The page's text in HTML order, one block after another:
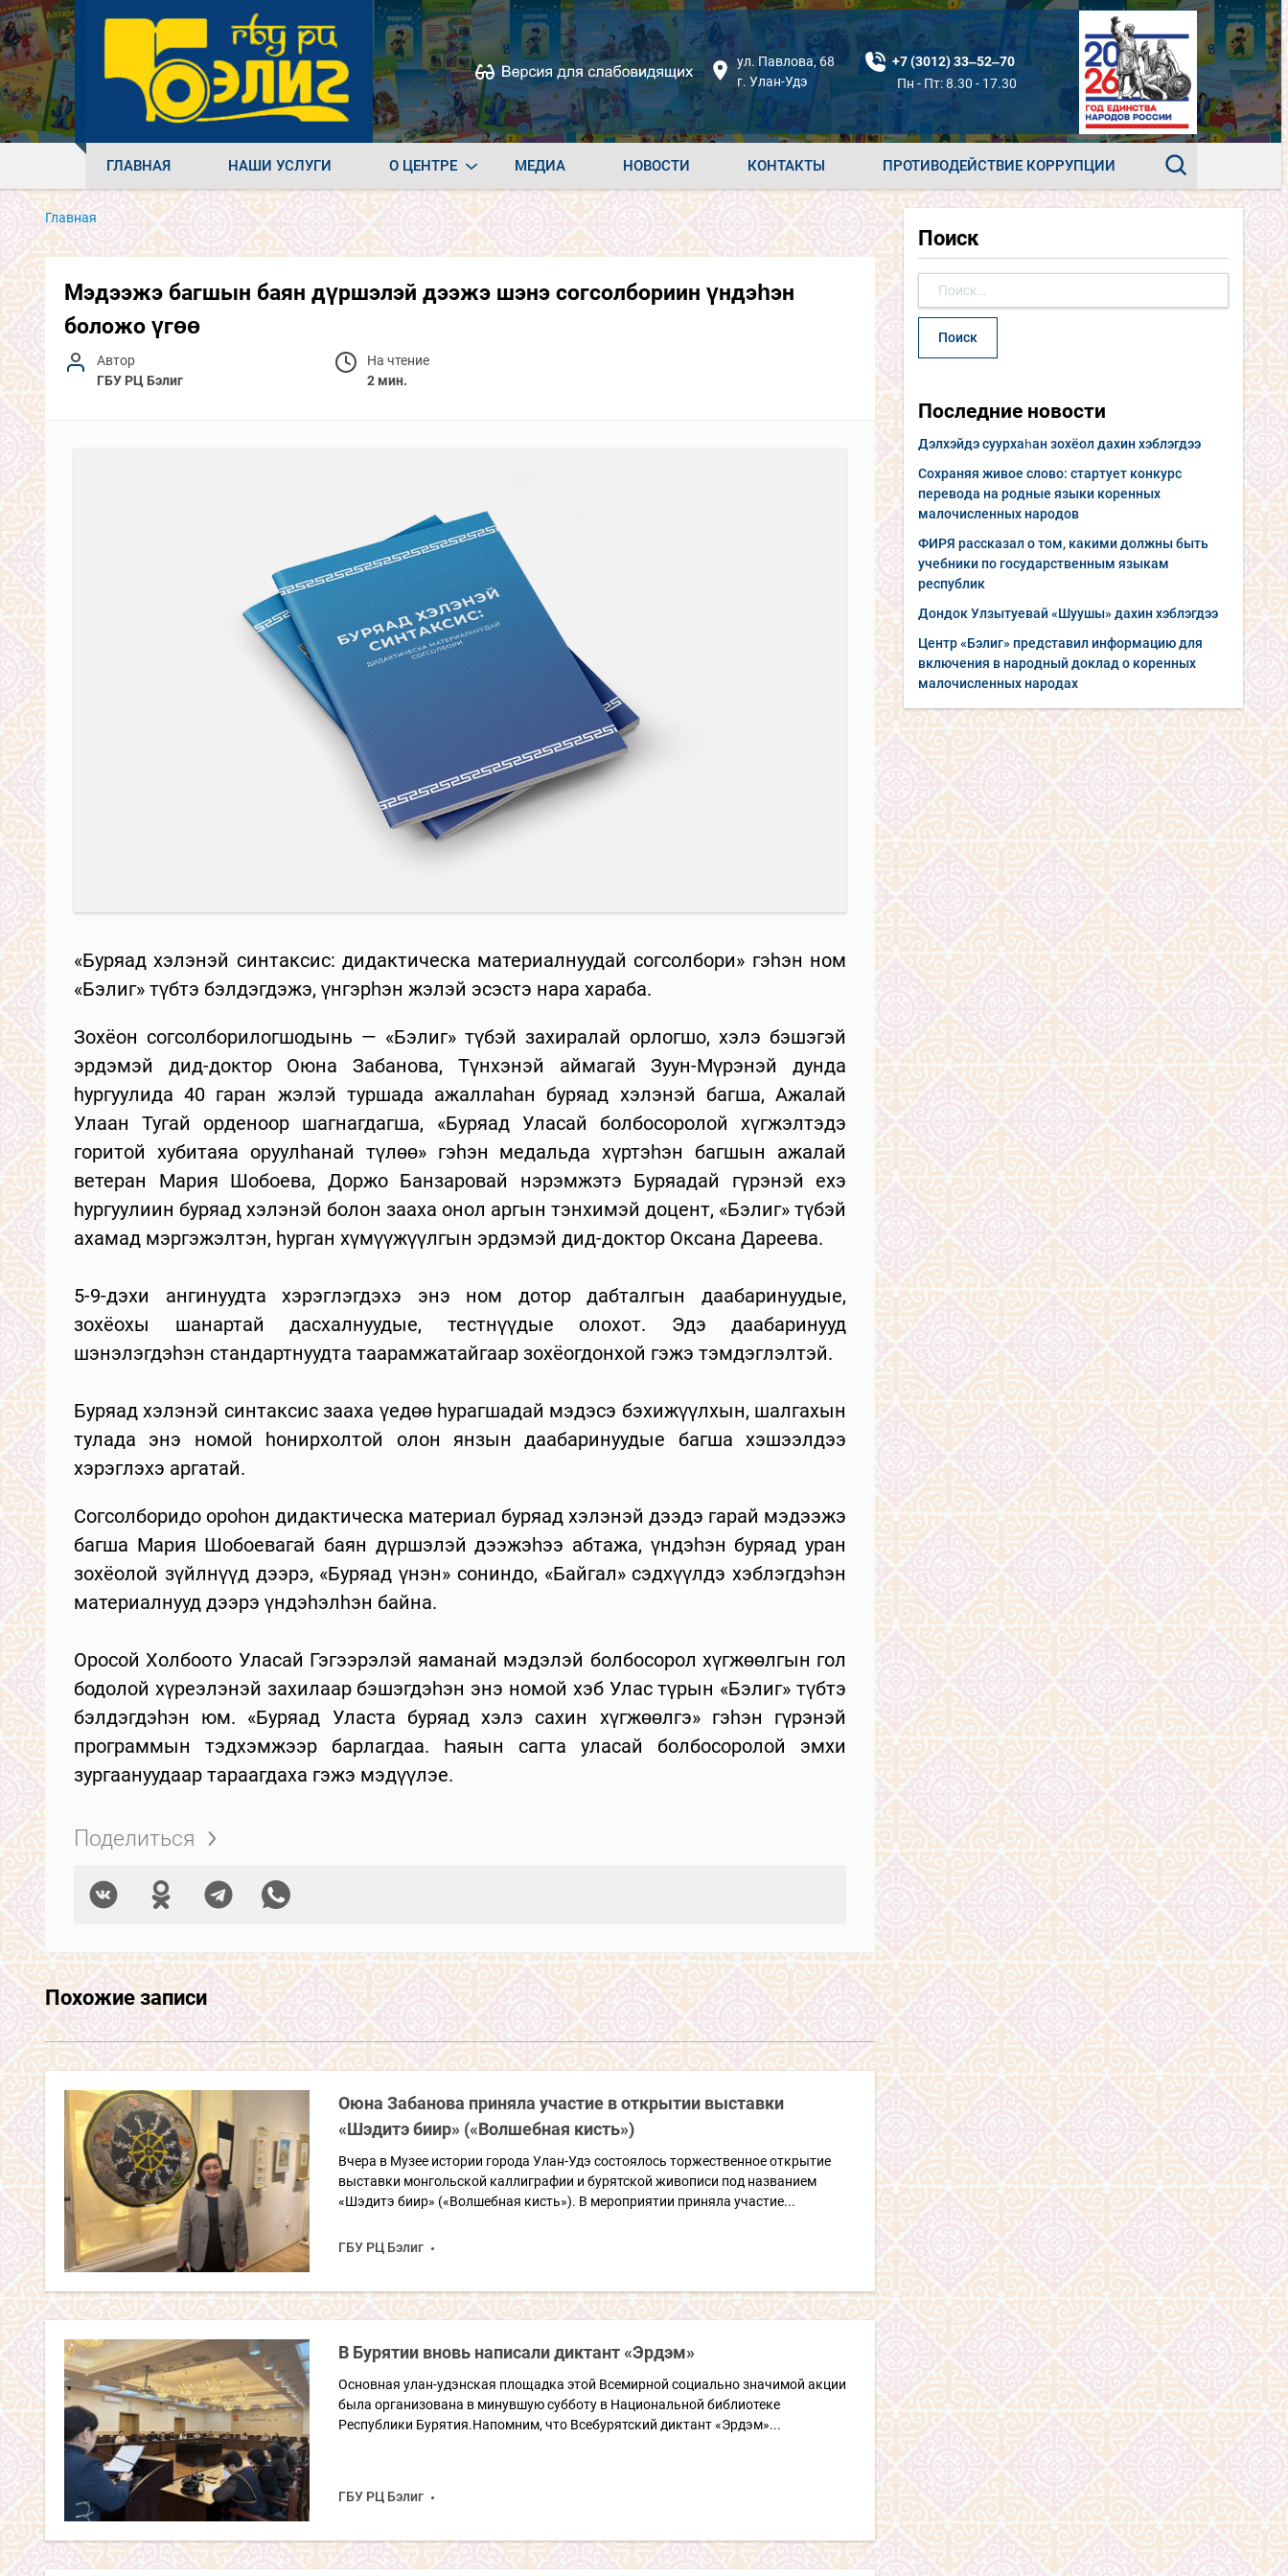
ул. Павлова, 68
г. Улан-Удэ
+7 (3012) 33‒52‒70
Пн - Пт: 8.30 - 17.30
ГЛАВНАЯ НАШИ УСЛУГИ О ЦЕНТРЕ МЕДИА НОВОСТИ КОНТАКТЫ ПРОТИВОДЕЙСТВИЕ КОРРУПЦИИ
Главная
Мэдээжэ багшын баян дүршэлэй дээжэ шэнэ согсолбориин үндэһэн
боложо үгөө
Автор
ГБУ РЦ Бэлиг
На чтение
2 мин.
«Буряад хэлэнэй синтаксис: дидактическа материалнуудай согсолбори» гэhэн ном
«Бэлиг» түбтэ бэлдэгдэжэ, үнгэрһэн жэлэй эсэстэ нара хараба.
Зохёон согсолборилогшодынь — «Бэлиг» түбэй захиралай орлогшо, хэлэ бэшэгэй
эрдэмэй дид-доктор Оюна Забанова, Түнхэнэй аймагай Зуун-Мүрэнэй дунда
hургуулида 40 гаран жэлэй туршада ажаллаhан буряад хэлэнэй багша, Ажалай
Улаан Тугай орденоор шагнагдагша, «Буряад Уласай болбосоролой хүгжэлтэдэ
горитой хубитаяа оруулhанай түлөө» гэhэн медальда хүртэһэн багшын ажалай
ветеран Мария Шобоева, Доржо Банзаровай нэрэмжэтэ Буряадай гүрэнэй ехэ
hургуулиин буряад хэлэнэй болон зааха онол аргын тэнхимэй доцент, «Бэлиг» түбэй
ахамад мэргэжэлтэн, hурган хүмүүжүүлгын эрдэмэй дид-доктор Оксана Дареева.
5-9-дэхи ангинуудта хэрэглэгдэхэ энэ ном дотор дабталгын даабаринуудые,
зохёохы шанартай дасхалнуудые, тестнүүдые олохот. Эдэ даабаринууд
шэнэлэгдэhэн стандартнуудта таарамжатайгаар зохёогдонхой гэжэ тэмдэглэлтэй.
Буряад хэлэнэй синтаксис зааха үедөө hурагшадай мэдэсэ бэхижүүлхын, шалгахын
тулада энэ номой hонирхолтой олон янзын даабаринуудые багша хэшээлдээ
хэрэглэхэ аргатай.
Согсолборидо ороһон дидактическа материал буряад хэлэнэй дээдэ гарай мэдээжэ
багша Мария Шобоевагай баян дүршэлэй дээжэһээ абтажа, үндэһэн буряад уран
зохёолой зүйлнүүд дээрэ, «Буряад үнэн» сониндо, «Байгал» сэдхүүлдэ хэблэгдэhэн
материалнууд дээрэ үндэhэлhэн байна.
Оросой Холбоото Уласай Гэгээрэлэй яаманай мэдэлэй болбосорол хүгжөөлгын гол
бодолой хүреэлэнэй захилаар бэшэгдэһэн энэ номой хэб Улас түрын «Бэлиг» түбтэ
бэлдэгдэһэн юм. «Буряад Уласта буряад хэлэ сахин хүгжөөлгэ» гэhэн гүрэнэй
программын тэдхэмжээр барлагдаа. Һаяын сагта уласай болбосоролой эмхи
зургаануудаар тараагдаха гэжэ мэдүүлэе.
Поделиться
Похожие записи
Оюна Забанова приняла участие в открытии выставки
«Шэдитэ биир» («Волшебная кисть»)
Вчера в Музее истории города Улан-Удэ состоялось торжественное открытие
выставки монгольской каллиграфии и бурятской живописи под названием
«Шэдитэ биир» («Волшебная кисть»). В мероприятии приняла участие...
ГБУ РЦ Бэлиг
В Бурятии вновь написали диктант «Эрдэм»
Основная улан-удэнская площадка этой Всемирной социально значимой акции
была организована в минувшую субботу в Национальной библиотеке
Республики Бурятия.Напомним, что Всебурятский диктант «Эрдэм»...
ГБУ РЦ Бэлиг
Поиск
Последние новости
Дэлхэйдэ суурхаһан зохёол дахин хэблэгдээ
Сохраняя живое слово: стартует конкурс
перевода на родные языки коренных
малочисленных народов
ФИРЯ рассказал о том, какими должны быть
учебники по государственным языкам
республик
Дондок Улзытуевай «Шуушы» дахин хэблэгдээ
Центр «Бэлиг» представил информацию для
включения в народный доклад о коренных
малочисленных народах